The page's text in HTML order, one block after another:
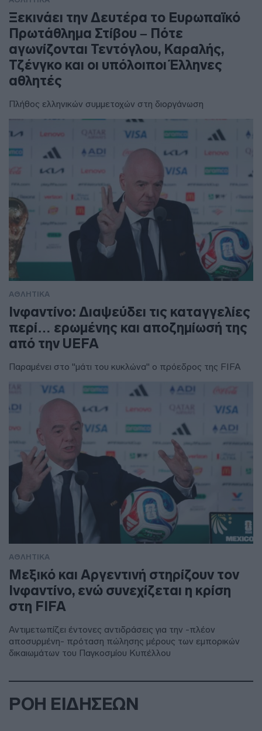
Ξεκινάει την Δευτέρα το Ευρωπαϊκό
Πρωτάθλημα Στίβου – Πότε
αγωνίζονται Τεντόγλου, Καραλής,
Τζένγκο και οι υπόλοιποι Έλληνες
αθλητές
Πλήθος ελληνικών συμμετοχών στη διοργάνωση
ΑΘΛΗΤΙΚΑ
Ινφαντίνο: Διαψεύδει τις καταγγελίες
περί… ερωμένης και αποζημίωσή της
από την UEFA
Παραμένει στο "μάτι του κυκλώνα" ο πρόεδρος της FIFA
ΑΘΛΗΤΙΚΑ
Μεξικό και Αργεντινή στηρίζουν τον
Ινφαντίνο, ενώ συνεχίζεται η κρίση
στη FIFA
Αντιμετωπίζει έντονες αντιδράσεις για την -πλέον
αποσυρμένη- πρόταση πώλησης μέρους των εμπορικών
δικαιωμάτων του Παγκοσμίου Κυπέλλου
ΡΟΗ ΕΙΔΗΣΕΩΝ